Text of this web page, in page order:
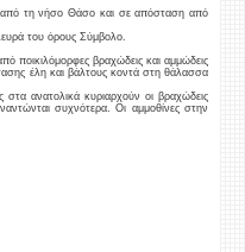
από τη νήσο Θάσο και σε απόσταση από
του όρους Σύμβολο.
ποικιλόμορφες βραχώδεις και αμμώδεις
έλη και βάλτους κοντά στη θάλασσα
στα ανατολικά κυριαρχούν οι βραχώδεις
συχνότερα. Οι αμμοθίνες στην